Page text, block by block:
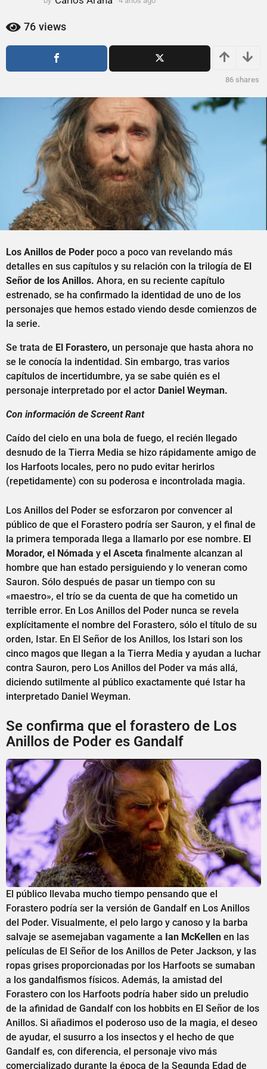
s
a
s
a
76 views
86 shares
Los Anillos de Poder poco a poco van revelando más
detalles en sus capítulos y su relación con la trilogía de El
Señor de los Anillos. Ahora, en su reciente capítulo
estrenado, se ha confirmado la identidad de uno de los
personajes que hemos estado viendo desde comienzos de
la serie.
Se trata de El Forastero, un personaje que hasta ahora no
se le conocía la indentidad. Sin embargo, tras varios
capítulos de incertidumbre, ya se sabe quién es el
personaje interpretado por el actor Daniel Weyman.
Con información de Screent Rant
Caído del cielo en una bola de fuego, el recién llegado
desnudo de la Tierra Media se hizo rápidamente amigo de
los Harfoots locales, pero no pudo evitar herirlos
(repetidamente) con su poderosa e incontrolada magia.
Los Anillos del Poder se esforzaron por convencer al
público de que el Forastero podría ser Sauron, y el final de
la primera temporada llega a llamarlo por ese nombre. El
Morador, el Nómada y el Asceta finalmente alcanzan al
hombre que han estado persiguiendo y lo veneran como
Sauron. Sólo después de pasar un tiempo con su
«maestro», el trío se da cuenta de que ha cometido un
terrible error. En Los Anillos del Poder nunca se revela
explícitamente el nombre del Forastero, sólo el título de su
orden, Istar. En El Señor de los Anillos, los Istari son los
cinco magos que llegan a la Tierra Media y ayudan a luchar
contra Sauron, pero Los Anillos del Poder va más allá,
diciendo sutilmente al público exactamente qué Istar ha
interpretado Daniel Weyman.
Se confirma que el forastero de Los
Anillos de Poder es Gandalf
El público llevaba mucho tiempo pensando que el
Forastero podría ser la versión de Gandalf en Los Anillos
del Poder. Visualmente, el pelo largo y canoso y la barba
salvaje se asemejaban vagamente a Ian McKellen en las
películas de El Señor de los Anillos de Peter Jackson, y las
ropas grises proporcionadas por los Harfoots se sumaban
a los gandalfismos físicos. Además, la amistad del
Forastero con los Harfoots podría haber sido un preludio
de la afinidad de Gandalf con los hobbits en El Señor de los
Anillos. Si añadimos el poderoso uso de la magia, el deseo
de ayudar, el susurro a los insectos y el hecho de que
Gandalf es, con diferencia, el personaje vivo más
comercializado durante la época de la Segunda Edad de